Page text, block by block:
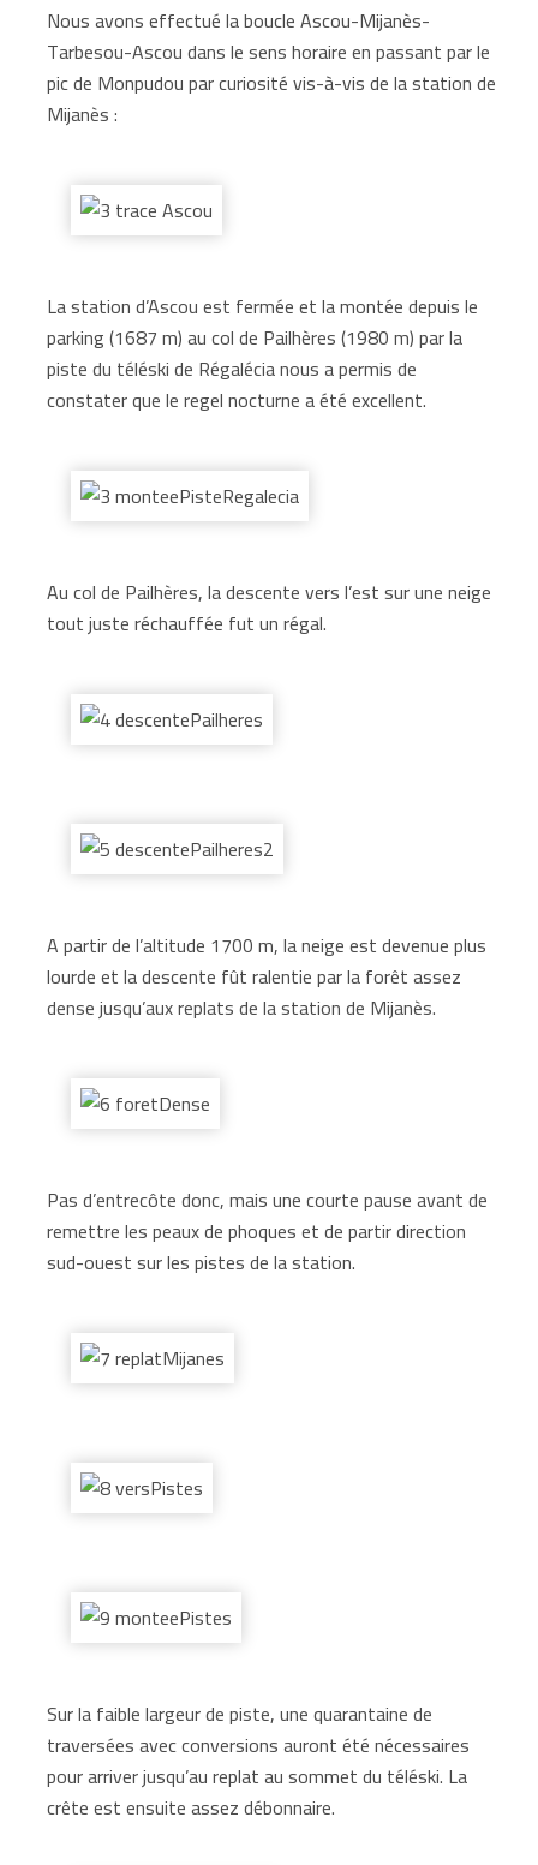
Nous avons effectué la boucle Ascou-Mijanès-
Tarbesou-Ascou dans le sens horaire en passant par le
pic de Monpudou par curiosité vis-à-vis de la station de
Mijanès :
La station d’Ascou est fermée et la montée depuis le
parking (1687 m) au col de Pailhères (1980 m) par la
piste du téléski de Régalécia nous a permis de
constater que le regel nocturne a été excellent.
Au col de Pailhères, la descente vers l’est sur une neige
tout juste réchauffée fut un régal.
A partir de l’altitude 1700 m, la neige est devenue plus
lourde et la descente fût ralentie par la forêt assez
dense jusqu’aux replats de la station de Mijanès.
Pas d’entrecôte donc, mais une courte pause avant de
remettre les peaux de phoques et de partir direction
sud-ouest sur les pistes de la station.
Sur la faible largeur de piste, une quarantaine de
traversées avec conversions auront été nécessaires
pour arriver jusqu’au replat au sommet du téléski. La
crête est ensuite assez débonnaire.